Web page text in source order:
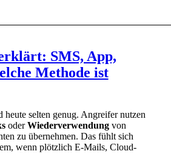
SMS, App,
Methode ist
heute selten genug. Angreifer nutzen
oderWiederverwendungvon
zu übernehmen. Das fühlt sich
wenn plötzlich E-Mails, Cloud-